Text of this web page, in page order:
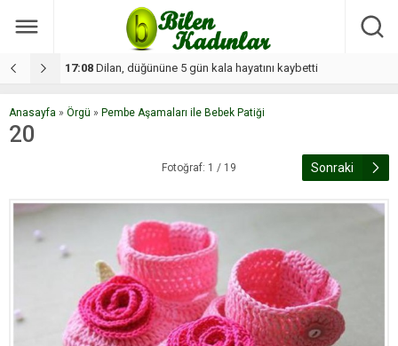
17:08 Dilan, düğününe 5 gün kala hayatını kaybetti
Anasayfa » Örgü » Pembe Aşamaları ile Bebek Patiği
20
Fotoğraf: 1 / 19 Sonraki